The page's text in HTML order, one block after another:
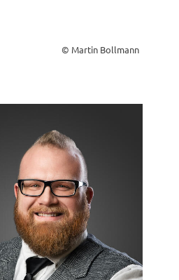
© Martin Bollmann